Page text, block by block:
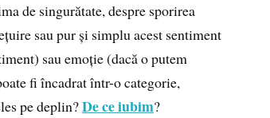
de singurătate, despre sporirea
sau pur și simplu acest sentiment
sau emoție (dacă o putem
fi încadrat într-o categorie,
pe deplin?De ce iubim?